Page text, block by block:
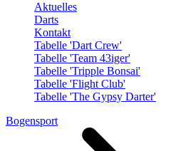
Aktuelles
Darts
Kontakt
Tabelle 'Dart Crew'
Tabelle 'Team 43iger'
Tabelle 'Tripple Bonsai'
Tabelle 'Flight Club'
Tabelle 'The Gypsy Darter'
Bogensport